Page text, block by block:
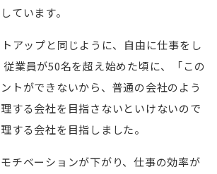
ています。
アップと同じように、自由に仕事をし
業員が50名を超え始めた頃に、「この
トができないから、普通の会社のよう
する会社を目指さないといけないので
する会社を目指しました。
チベーションが下がり、仕事の効率が